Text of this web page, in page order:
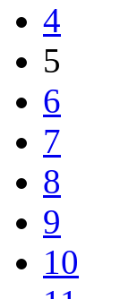
4
5
6
7
8
9
10